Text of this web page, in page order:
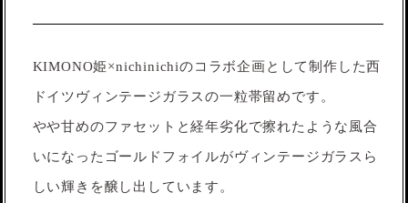
KIMONO姫×nichinichiのコラボ企画として制作した西
ドイツヴィンテージガラスの一粒帯留めです。
やや甘めのファセットと経年劣化で擦れたような風合
いになったゴールドフォイルがヴィンテージガラスら
しい輝きを醸し出しています。